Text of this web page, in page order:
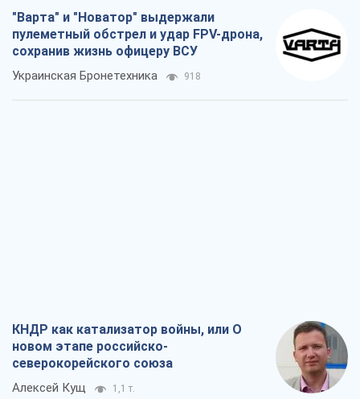
"Варта" и "Новатор" выдержали
пулеметный обстрел и удар FPV-дрона,
сохранив жизнь офицеру ВСУ
Украинская Бронетехника 918
КНДР как катализатор войны, или О
новом этапе российско-
северокорейского союза
Алексей Кущ 1,1 т.